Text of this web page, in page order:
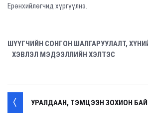
Ерөнхийлөгчид хүргүүлнэ.
ШҮҮГЧИЙН СОНГОН ШАЛГАРУУЛАЛТ,
ХЭВЛЭЛ МЭДЭЭЛЛИЙН ХЭЛТЭС
УРАЛДААН, ТЭМЦЭЭН ЗОХИОН